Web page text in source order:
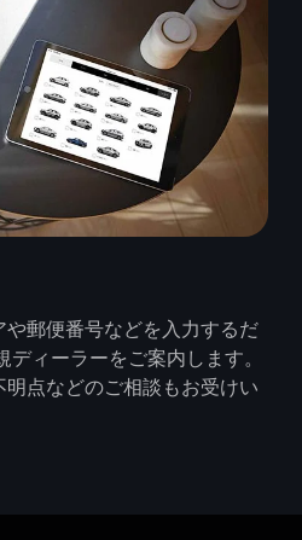
郵便番号などを入力するだ
ィーラーをご案内します。
点などのご相談もお受けい